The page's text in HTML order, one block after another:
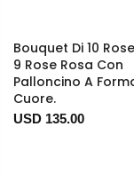
Bouquet Di 10
9 Rose Rosa Con
Palloncino A
Cuore.
USD 135.00